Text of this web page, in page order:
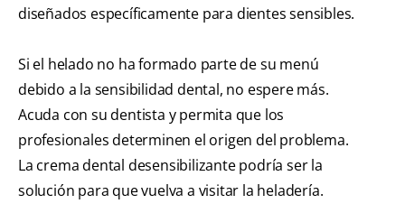
diseñados específicamente para dientes sensibles.
Si el helado no ha formado parte de su menú
debido a la sensibilidad dental, no espere más.
Acuda con su dentista y permita que los
profesionales determinen el origen del problema.
La crema dental desensibilizante podría ser la
solución para que vuelva a visitar la heladería.